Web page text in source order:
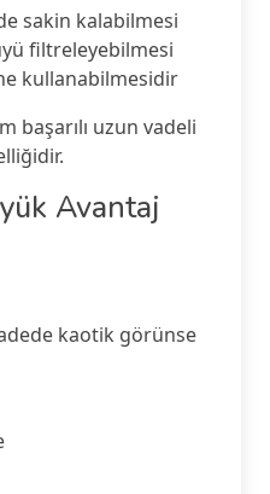
sakin kalabilmesi
filtreleyebilmesi
kullanabilmesidir
başarılı uzun vadeli
Avantaj
kaotik görünse